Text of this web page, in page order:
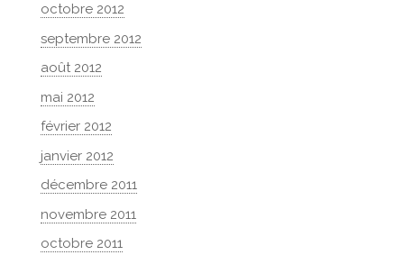
octobre 2012
septembre 2012
août 2012
mai 2012
février 2012
janvier 2012
décembre 2011
novembre 2011
octobre 2011